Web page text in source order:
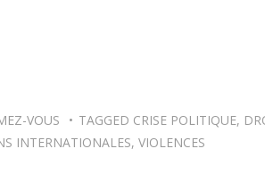
VOUS TAGGED CRISE POLITIQUE,
INTERNATIONALES, VIOLENCES